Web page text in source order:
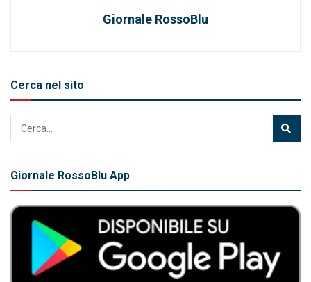
Giornale RossoBlu
Cerca nel sito
Giornale RossoBlu App